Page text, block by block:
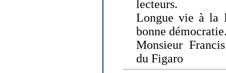
lecteurs.
Longue vie à la
bonne
Monsieur
du Figaro